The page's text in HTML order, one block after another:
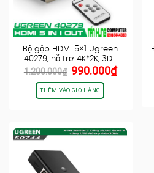
Bộ gộp HDMI 5×1 Ugreen
40279, hỗ trợ 4K*2K, 3D…
1.200.000₫ Giá
gốc
là:
1.200.000₫.
990.000₫Giá
hiện
THÊM VÀO GIỎ HÀNG